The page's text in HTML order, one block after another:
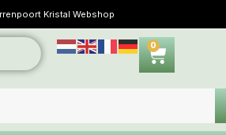
Kristal Webshop
0